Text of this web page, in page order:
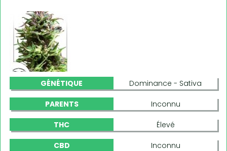
GÉNÉTIQUE Dominance - Sativa
PARENTS Inconnu
THC Élevé
CBD Inconnu